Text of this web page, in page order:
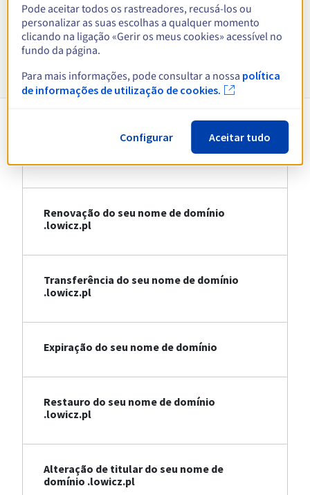
Ver todas as extensões
Informações sobre .lowicz.pl
Registo do seu nome de domínio
Renovação do seu nome de domínio
.lowicz.pl
Transferência do seu nome de domínio
.lowicz.pl
Expiração do seu nome de domínio
Restauro do seu nome de domínio
.lowicz.pl
Alteração de titular do seu nome de
domínio .lowicz.pl
Pode aceitar todos os rastreadores, recusá-los ou
personalizar as suas escolhas a qualquer momento
clicando na ligação «Gerir os meus cookies» acessível no
fundo da página.
Para mais informações, pode consultar a nossa política
de informações de utilização de cookies.
Configurar Aceitar tudo